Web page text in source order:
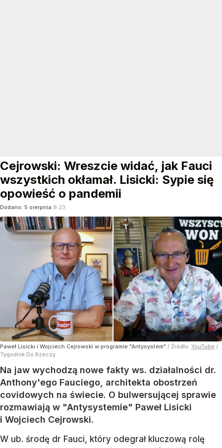
Cejrowski: Wreszcie widać, jak Fauci
wszystkich okłamał. Lisicki: Sypie się
opowieść o pandemii
Dodano: 5 sierpnia 9:23
Paweł Lisicki i Wojciech Cejrowski w programie "Antysystem" / Źródło: YouTube /
Tygodnik Do Rzeczy
Na jaw wychodzą nowe fakty ws. działalności dr.
Anthony'ego Fauciego, architekta obostrzeń
covidowych na świecie. O bulwersującej sprawie
rozmawiają w "Antysystemie" Paweł Lisicki
i Wojciech Cejrowski.
W ub. środę dr Fauci, który odegrał kluczową rolę